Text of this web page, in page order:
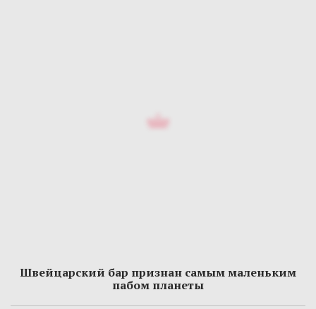
Швейцарский бар признан самым маленьким
пабом планеты